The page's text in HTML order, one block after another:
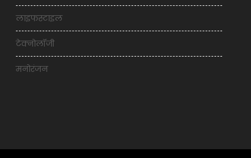
लाइफस्टाइल
टेक्नोलॉजी
मनोरंजन